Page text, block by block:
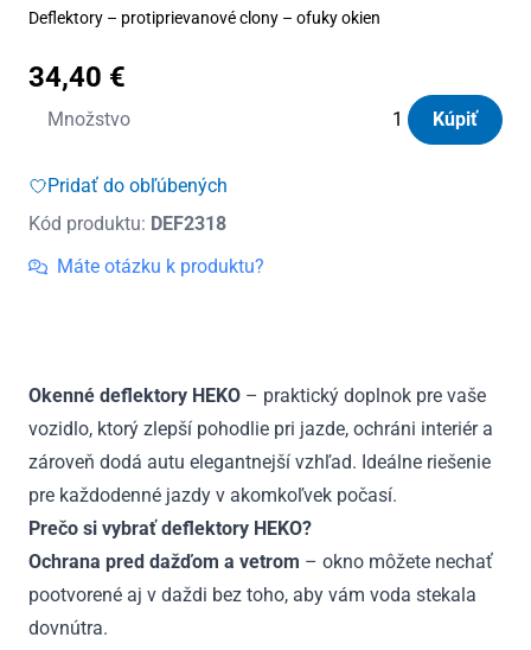
Deflektory – protiprievanové clony – ofuky okien
34,40 €
Množstvo
množstvo
Heko
5
G31
Kúpiť
Pridať do obľúbených
Kód produktu: DEF2318
Máte otázku k produktu?
Okenné deflektory HEKO – praktický doplnok pre vaše
vozidlo, ktorý zlepší pohodlie pri jazde, ochráni interiér a
zároveň dodá autu elegantnejší vzhľad. Ideálne riešenie
pre každodenné jazdy v akomkoľvek počasí.
Prečo si vybrať deflektory HEKO?
Ochrana pred dažďom a vetrom – okno môžete nechať
pootvorené aj v daždi bez toho, aby vám voda stekala
dovnútra.